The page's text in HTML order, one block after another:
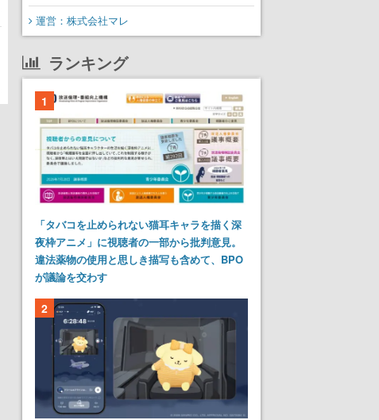
運営：株式会社マレ
ランキング
1
「タバコを止められない猫耳キャラを描く深
夜枠アニメ」に視聴者の一部から批判意見。
違法薬物の使用と思しき描写も含めて、BPO
が議論を交わす
2